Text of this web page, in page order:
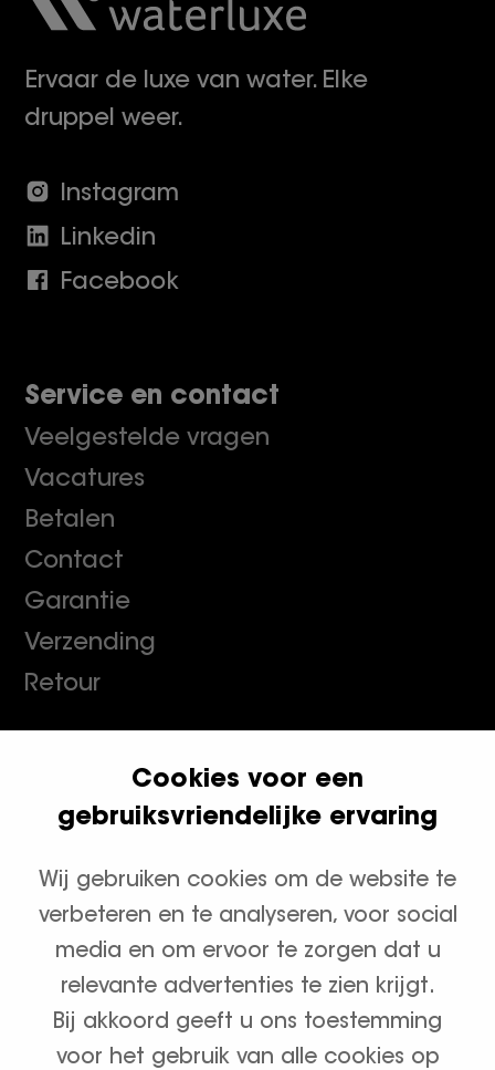
Ervaar de luxe van water. Elke
druppel weer.
Instagram
Linkedin
Facebook
Service en contact
Veelgestelde vragen
Vacatures
Betalen
Contact
Garantie
Verzending
Retour
Klanten geven ons een 9.8
Productcategorieën
Waterontharders
Zout en onderhoud
Cookies voor een
gebruiksvriendelijke ervaring
Wij gebruiken cookies om de website te
verbeteren en te analyseren, voor social
media en om ervoor te zorgen dat u
relevante advertenties te zien krijgt.
Bij akkoord geeft u ons toestemming
voor het gebruik van alle cookies op